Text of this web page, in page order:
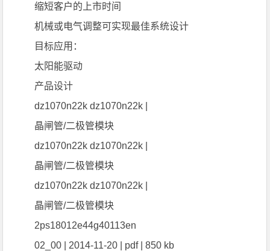
缩短客户的上市时间
机械或电气调整可实现最佳系统设计
目标应用：
太阳能驱动
产品设计
dz1070n22k dz1070n22k |
晶闸管/二极管模块
dz1070n22k dz1070n22k |
晶闸管/二极管模块
dz1070n22k dz1070n22k |
晶闸管/二极管模块
2ps18012e44g40113en
02_00 | 2014-11-20 | pdf | 850 kb